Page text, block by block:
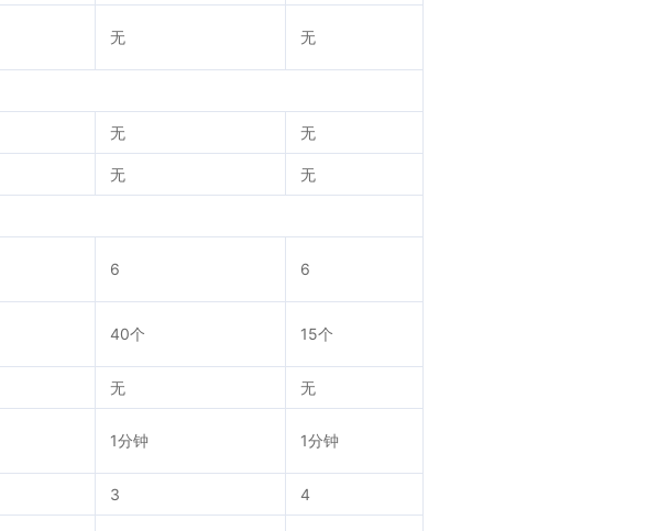
无 无
无 无
无 无
6 6
40个 15个
无 无
1分钟 1分钟
3 4